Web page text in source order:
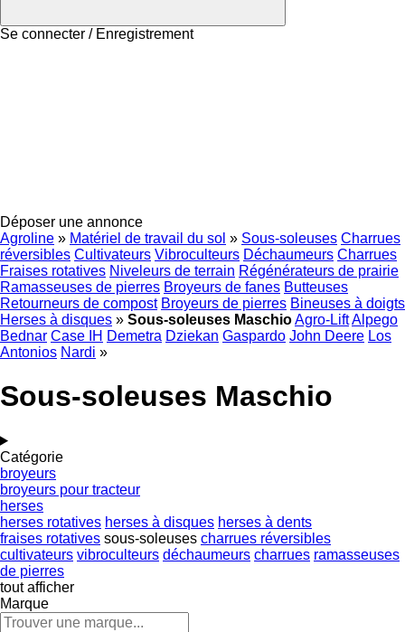
Se connecter / Enregistrement
Déposer une annonce
Agroline » Matériel de travail du sol » Sous-soleuses Charrues
réversibles Cultivateurs Vibroculteurs Déchaumeurs Charrues
Fraises rotatives Niveleurs de terrain Régénérateurs de prairie
Ramasseuses de pierres Broyeurs de fanes Butteuses
Retourneurs de compost Broyeurs de pierres Bineuses à doigts
Herses à disques » Sous-soleuses MaschioAgro-LiftAlpego
Bednar Case IH Demetra Dziekan Gaspardo John Deere Los
Antonios Nardi »
Sous-soleuses Maschio
Catégorie
broyeurs
broyeurs pour tracteur
herses
herses rotatives herses à disques herses à dents
fraises rotatives sous-soleuses charrues réversibles
cultivateurs vibroculteurs déchaumeurs charrues ramasseuses
de pierres
tout afficher
Marque